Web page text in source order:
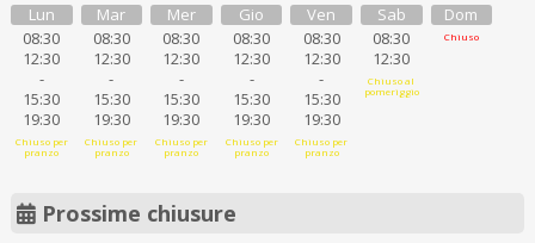
Lun
08:30
12:30
-
15:30
19:30
Chiuso per
pranzo
Mar
08:30
12:30
-
15:30
19:30
Chiuso per
pranzo
Mer
08:30
12:30
-
15:30
19:30
Chiuso per
pranzo
Gio
08:30
12:30
-
15:30
19:30
Chiuso per
pranzo
Ven
08:30
12:30
-
15:30
19:30
Chiuso per
pranzo
Sab
08:30
12:30
Chiuso al
pomeriggio
Dom
Chiuso
Prossime chiusure